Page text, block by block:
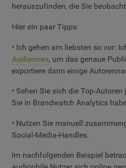
herauszufinden, die Sie
Hier ein paar Tipps:
• Ich gehen am liebsten so vor:
Audiences, um das genaue
exportiere dann einige
• Sehen Sie sich die Top-
Sie in Brandwatch Analytics
• Nutzen Sie manuell
Social-Media-Handles.
Im nachfolgenden Beispiel